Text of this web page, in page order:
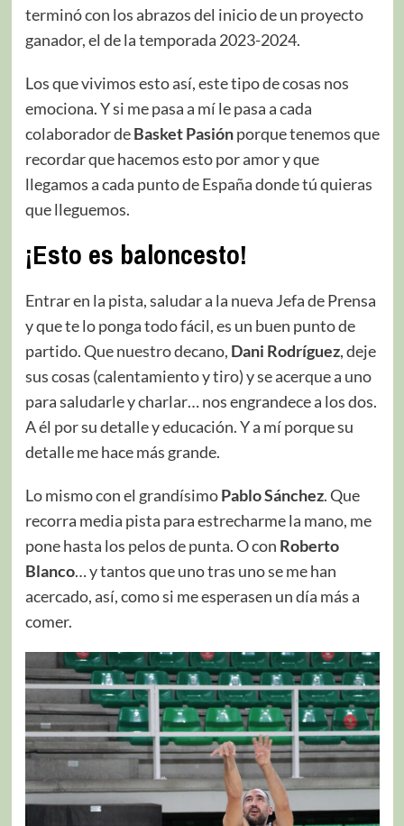
terminó con los abrazos del inicio de un proyecto
ganador, el de la temporada 2023-2024.
Los que vivimos esto así, este tipo de cosas nos
emociona. Y si me pasa a mí le pasa a cada
colaborador deBasket Pasiónporque tenemos que
recordar que hacemos esto por amor y que
llegamos a cada punto de España donde tú quieras
que lleguemos.
¡Esto es baloncesto!
Entrar en la pista, saludar a la nueva Jefa de Prensa
y que te lo ponga todo fácil, es un buen punto de
partido. Que nuestro decano, Dani Rodríguez, deje
sus cosas (calentamiento y tiro) y se acerque a uno
para saludarle y charlar… nos engrandece a los dos.
A él por su detalle y educación. Y a mí porque su
detalle me hace más grande.
Lo mismo con el grandísimoPablo Sánchez. Que
recorra media pista para estrecharme la mano, me
pone hasta los pelos de punta. O con Roberto
Blanco… y tantos que uno tras uno se me han
acercado, así, como si me esperasen un día más a
comer.